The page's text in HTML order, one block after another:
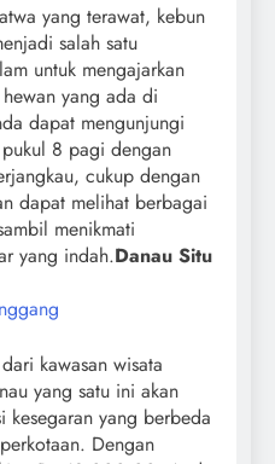
yang terawat, kebun
salah satu
untuk mengajarkan
yang ada di
dapat mengunjungi
8 pagi dengan
cukup dengan
dapat melihat berbagai
menikmati
yang indah.Danau Situ
kawasan wisata
yang satu ini akan
kesegaran yang berbeda
Dengan